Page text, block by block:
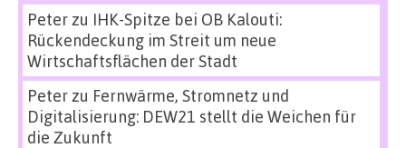
Peterzu IHK-Spitze bei OB Kalouti:
Rückendeckung im Streit um neue
Wirtschaftsflächen der Stadt
Peterzu Fernwärme, Stromnetz und
Digitalisierung: DEW21 stellt die Weichen für
die Zukunft